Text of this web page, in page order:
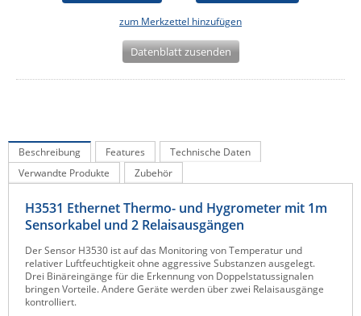
Kramer Electronics
LigoWave
Milesight
Netio
Panorama Antennas
PatchSee
Power Kingdom
zum Merkzettel hinzufügen
Datenblatt zusenden
Beschreibung Features
Technische Daten
Verwandte Produkte
Zubehör
H3531 Ethernet Thermo- und Hygrometer mit 1m
Sensorkabel und 2 Relaisausgängen
Der Sensor H3530 ist auf das Monitoring von Temperatur und
relativer Luftfeuchtigkeit ohne aggressive Substanzen ausgelegt.
Drei Binäreingänge für die Erkennung von Doppelstatussignalen
bringen Vorteile. Andere Geräte werden über zwei Relaisausgänge
kontrolliert.